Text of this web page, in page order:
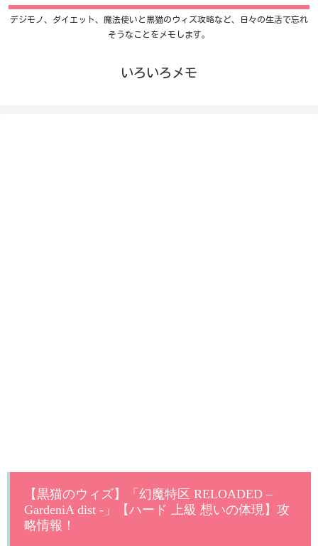
デジモノ、ダイエット、魔法使いと黒猫のウィズ攻略など、日々の生活で忘れ
そうなことをメモします。
いろいろメモ
【黒猫のウィズ】「幻魔特区 RELOADED –
GardeniA dist -」【ハード 上級 想いの体現】攻
略情報！